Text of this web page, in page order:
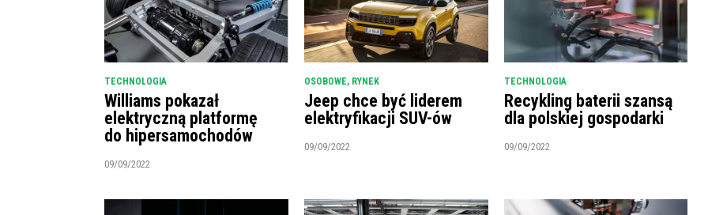
TECHNOLOGIA
Williams pokazał
elektryczną platformę
do hipersamochodów
09/09/2022
OSOBOWE, RYNEK
Jeep chce być liderem
elektryfikacji SUV-ów
09/09/2022
TECHNOLOGIA
Recykling baterii szansą
dla polskiej gospodarki
09/09/2022